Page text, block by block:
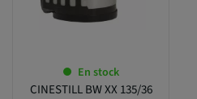
En stock
CINESTILL BW XX 135/36